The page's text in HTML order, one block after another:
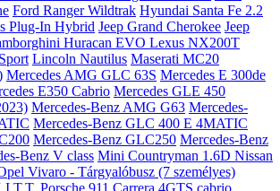
Ford Ranger Wildtrak Hyundai Santa Fe 2.2
Plug-In Hybrid Jeep Grand Cherokee Jeep
Huracan EVO Lexus NX200T
Lincoln Nautilus Maserati MC20
Mercedes AMG GLC 63S Mercedes E 300de
E350 Cabrio Mercedes GLE 450
Mercedes-Benz AMG G63 Mercedes-
Mercedes-Benz GLC 400 E 4MATIC
Mercedes-Benz GLC250 Mercedes-Benz
Benz V class Mini Countryman 1.6D Nissan
Vivaro - Tárgyalóbusz (7 személyes)
Porsche 911 Carrera 4GTS cabrio